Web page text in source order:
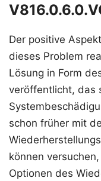
Der positive
dieses Problem
Lösung in Form
veröffentlicht, das
schon früher mit
können
Optionen des